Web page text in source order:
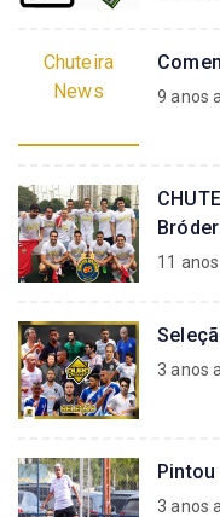
Chuteira
News
9 anos
11
3 anos
3 anos